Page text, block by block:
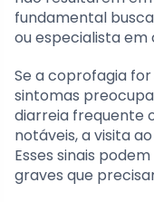
fundamental
ou especialista
Se a coprofagia
sintomas
diarreia frequente
notáveis, a visita
Esses sinais
graves que